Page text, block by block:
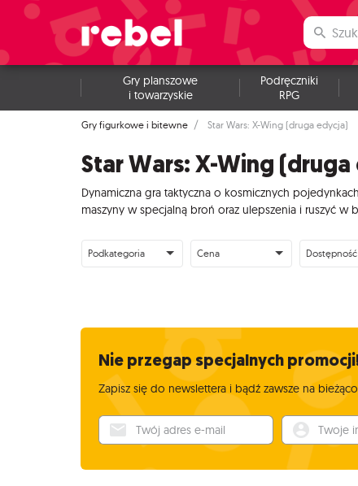
Gry planszowe
i towarzyskie
Podręczniki
RPG
Gry figurkowe i bitewne Star Wars: X-Wing (druga edycja)
Star Wars: X-Wing
Dynamiczna gra taktyczna o kosmicznych
maszyny w specjalną broń oraz ulepszenia i ruszyć w
Podkategoria Cena Dostępność
Nie przegap specjalnych
Zapisz się do newslettera i bądź zawsze na bieżąco
Twój adres e-mail Twoje imię